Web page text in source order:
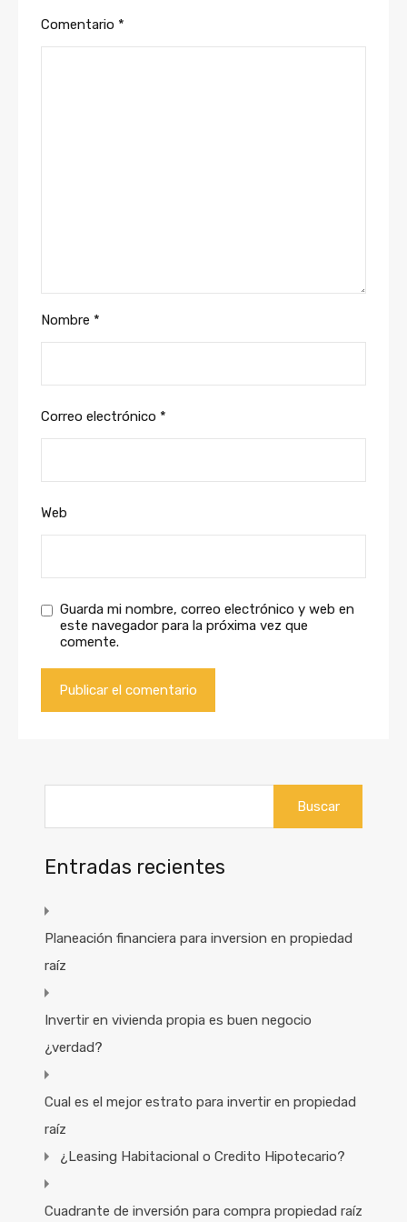
Comentario *
Nombre *
Correo electrónico *
Web
Guarda mi nombre, correo electrónico y web en
este navegador para la próxima vez que
comente.
Entradas recientes
Planeación financiera para inversion en propiedad
raíz
Invertir en vivienda propia es buen negocio
¿verdad?
Cual es el mejor estrato para invertir en propiedad
raíz
¿Leasing Habitacional o Credito Hipotecario?
Cuadrante de inversión para compra propiedad raíz